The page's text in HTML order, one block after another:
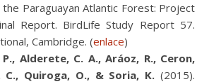
Paraguayan Atlantic Forest: Project
Report. BirdLife Study Report 57.
Cambridge. (enlace)
P., Alderete, C. A., Aráoz, R., Ceron,
C., Quiroga, O., & Soria, K. (2015).